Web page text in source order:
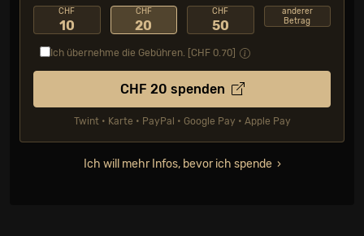
CHF
10
CHF
20
CHF
50
anderer
Betrag
Ich übernehme die Gebühren. [CHF 0.70
CHF 20 spenden
Twint • Karte • PayPal • Google Pay • Apple Pay
Ich will mehr Infos, bevor ich spende